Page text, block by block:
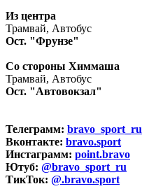
Из центра
Трамвай, Автобус
Ост. "Фрунзе"
Со стороны Химмаша
Трамвай, Автобус
Ост. "Автовокзал"
Телеграмм: bravo_sport_ru
Вконтакте: bravo.sport
Инстаграмм: point.bravo
Ютуб: @bravo_sport_ru
ТикТок: @.bravo.sport